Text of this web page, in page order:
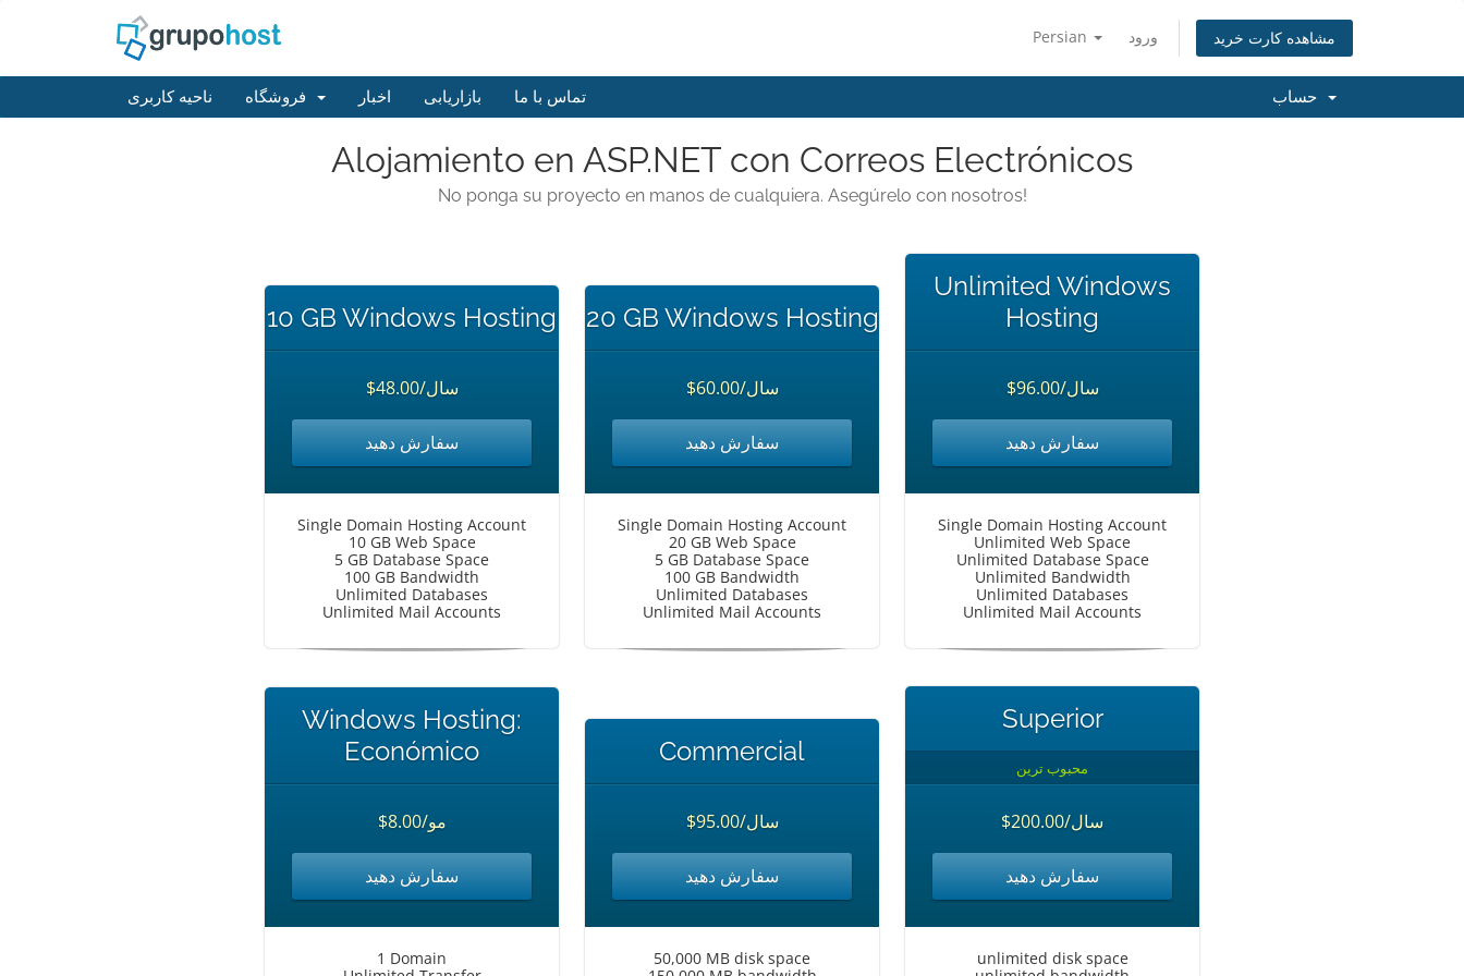
Persian ورود مشاهده کارت خرید
ناحیه کاربری اخبار بازاریابی تماس با ما
Alojamiento en ASP.NET con Correos Electrónicos
No ponga su proyecto en manos de cualquiera. Asegúrelo con nosotros!
10 GB Windows Hosting
$48.00/سال
سفارش دهید
Single Domain Hosting Account
10 GB Web Space
5 GB Database Space
100 GB Bandwidth
Unlimited Databases
Unlimited Mail Accounts
20 GB Windows Hosting
$60.00/سال
سفارش دهید
Single Domain Hosting Account
20 GB Web Space
5 GB Database Space
100 GB Bandwidth
Unlimited Databases
Unlimited Mail Accounts
Unlimited Windows
Hosting
$96.00/سال
سفارش دهید
Single Domain Hosting Account
Unlimited Web Space
Unlimited Database Space
Unlimited Bandwidth
Unlimited Databases
Unlimited Mail Accounts
Windows Hosting:
Económico
$8.00/مو
سفارش دهید
1 Domain
Commercial
$95.00/سال
سفارش دهید
50,000 MB disk space
Superior
محبوب ترین
$200.00/سال
سفارش دهید
unlimited disk space